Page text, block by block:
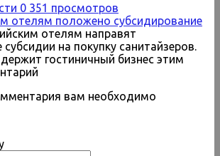
0 351 просмотров
отелям положено субсидирование
отелям направят
субсидии на покупку санитайзеров.
гостиничный бизнес этим
вам необходимо